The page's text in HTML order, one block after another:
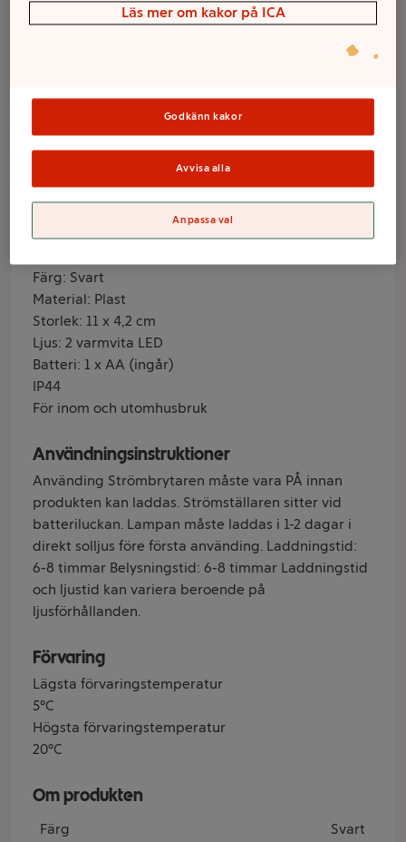
Solcellslampa
Season
NORD
Färg: Svart
Material: Plast
Storlek: 11 x 4,2 cm
Ljus: 2 varmvita LED
Batteri: 1 x AA (ingår)
IP44
För inom och utomhusbruk
Användningsinstruktioner
Använding Strömbrytaren måste vara PÅ innan
produkten kan laddas. Strömställaren sitter vid
batteriluckan. Lampan måste laddas i 1-2 dagar i
direkt solljus före första använding. Laddningstid:
6-8 timmar Belysningstid: 6-8 timmar Laddningstid
och ljustid kan variera beroende på
ljusförhållanden.
Förvaring
Lägsta förvaringstemperatur
5°C
Högsta förvaringstemperatur
20°C
Om produkten
Färg Svart
Läs mer om kakor på ICA
Godkänn kakor
Avvisa alla
Anpassa val